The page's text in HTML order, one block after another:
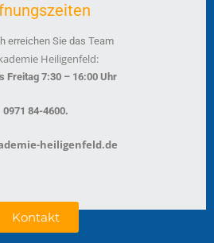
erreichen Sie das Team
Heiligenfeld:
Freitag 7:30 – 16:00 Uhr
0971 84-4600.
heiligenfeld.de
Kontakt